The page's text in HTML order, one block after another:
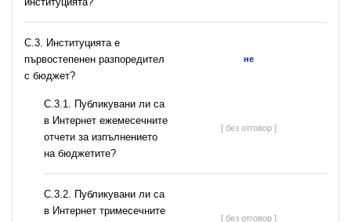
C.3. Институцията е
първостепенен разпоредител
с бюджет?
не
С.3.1. Публикувани ли са
в Интернет ежемесечните
отчети за изпълнението
на бюджетите?
[ без отговор ]
С.3.2. Публикувани ли са
в Интернет тримесечните
[ без отговор ]